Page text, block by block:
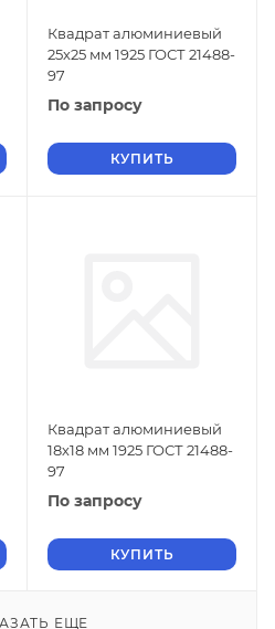
Квадрат алюминиевый
25х25 мм 1925 ГОСТ 21488-
97
По запросу
КУПИТЬ
Квадрат алюминиевый
18х18 мм 1925 ГОСТ 21488-
97
По запросу
КУПИТЬ
ЕЩЕ